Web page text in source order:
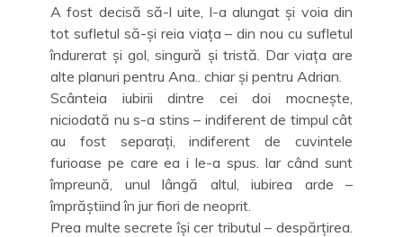
A fost decisă să-l uite, l-a alungat și voia din
tot sufletul să-și reia viața – din nou cu sufletul
îndurerat și gol, singură și tristă. Dar viața are
alte planuri pentru Ana.. chiar și pentru Adrian.
Scânteia iubirii dintre cei doi mocnește,
niciodată nu s-a stins – indiferent de timpul cât
au fost separați, indiferent de cuvintele
furioase pe care ea i le-a spus. Iar când sunt
împreună, unul lângă altul, iubirea arde –
împrăștiind în jur fiori de neoprit.
Prea multe secrete își cer tributul – despărțirea.